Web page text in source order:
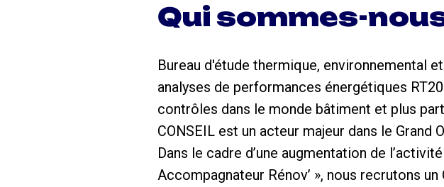
Qui sommes-
Bureau d'étude thermique, environnemental
analyses de performances énergétiques
contrôles dans le monde bâtiment et plus
CONSEIL est un acteur majeur dans le Grand
Dans le cadre d’une augmentation de
Accompagnateur Rénov’ », nous recrutons